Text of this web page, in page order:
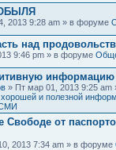
2013 9:28 am » в форуме
над
9:46 pm » в форуме
информацию
» Пт мар 01, 2013 9:25
и полезной
СМИ
Свободе от
2013 7:34 am » в форуме